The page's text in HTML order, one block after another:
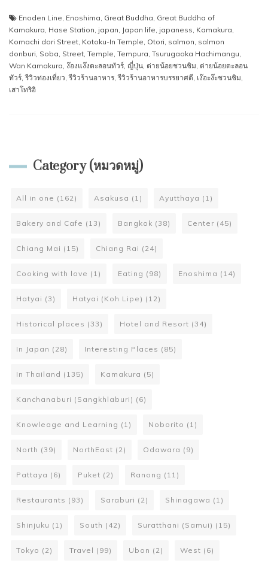
Enoden Line, Enoshima, Great Buddha, Great Buddha of
Kamakura, Hase Station, japan, Japan life, japaness, Kamakura,
Komachi dori Street, Kotoku-In Temple, Otori, salmon, salmon
donburi, Soba, Street, Temple, Tempura, Tsurugaoka Hachimangu,
Wan Kamakura, ง๊องแง๊งตะลอนทัวร์, ญี่ปุ่น, ต่ายน้อยชวนชิม, ต่ายน้อยตะลอน
ทัวร์,รีวิวท่องเที่ยว,รีวิวร้านอาหาร,รีวิวร้านอาหารบรรยาศดี, เง๊อะง๊ะชวนชิม,
เสาโทริอิ
Category (หมวดหมู่)
All in one (162) Asakusa (1) Ayutthaya (1)
Bakery and Cafe (13) Bangkok (38) Center (45)
Chiang Mai (15) Chiang Rai (24)
Cooking with love (1) Eating (98) Enoshima (14)
Hatyai (3) Hatyai (Koh Lipe) (12)
Historical places (33) Hotel and Resort (34)
In Japan (28) Interesting Places (85)
In Thailand (135) Kamakura (5)
Kanchanaburi (Sangkhlaburi) (6)
Knowleage and Learning (1) Noborito (1)
North (39) NorthEast (2) Odawara (9)
Pattaya (6) Puket (2) Ranong (11)
Restaurants (93) Saraburi (2) Shinagawa (1)
Shinjuku (1) South (42) Suratthani (Samui) (15)
Tokyo (2) Travel (99) Ubon (2) West (6)